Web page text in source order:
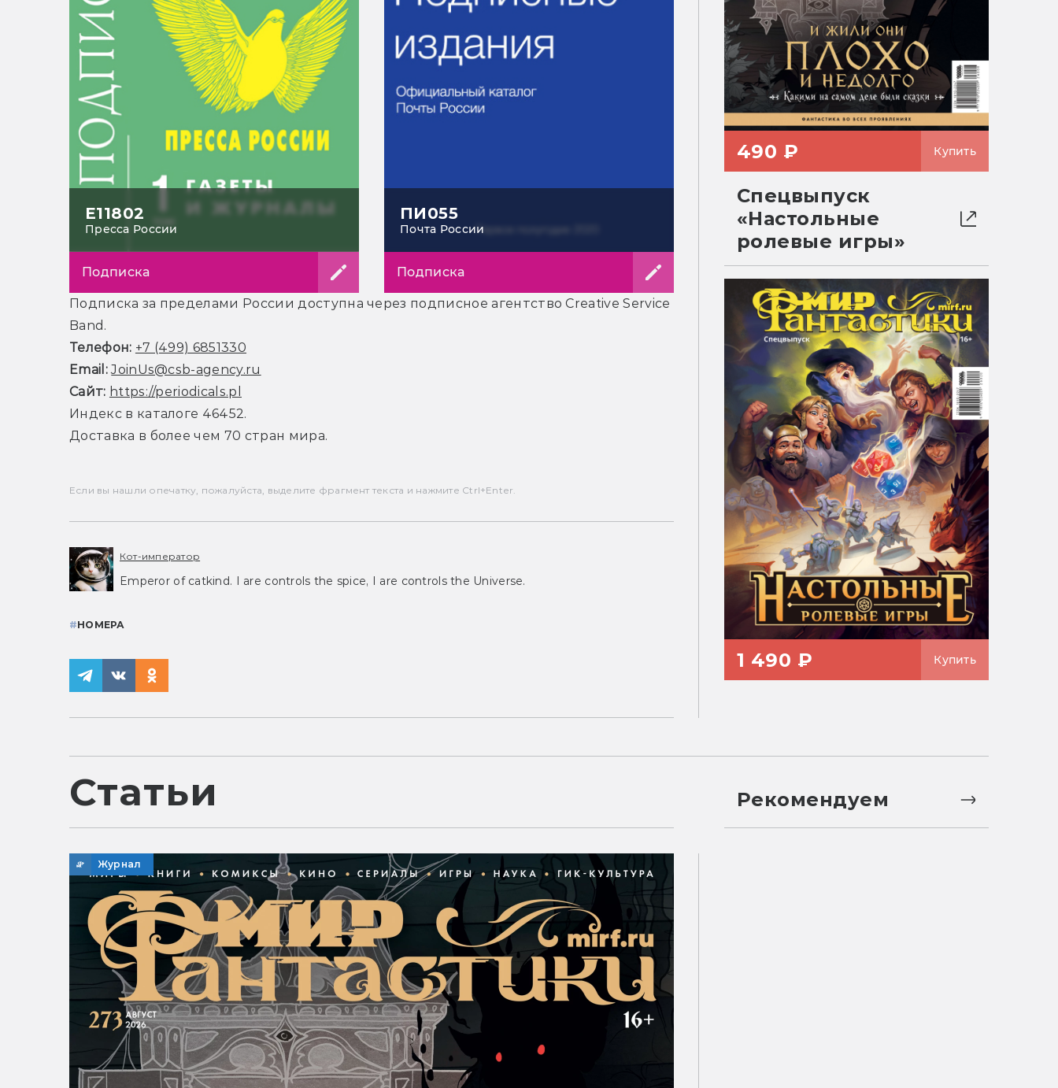
Е11802
Пресса России
Подписка
ПИ055
Почта России
Подписка
Подписка за пределами России доступна через подписное агентство Creative Service
Band.
Телефон: +7 (499) 6851330
Email: JoinUs@csb-agency.ru
Сайт: https://periodicals.pl
Индекс в каталоге 46452.
Доставка в более чем 70 стран мира.
Если вы нашли опечатку, пожалуйста, выделите фрагмент текста и нажмите Ctrl+Enter.
Кот-император
Emperor of catkind. I are controls the spice, I are controls the Universe.
#НОМЕРА
490 ₽ Купить
Спецвыпуск
«Настольные
ролевые игры»
1 490 ₽ Купить
Статьи
Журнал
Рекомендуем